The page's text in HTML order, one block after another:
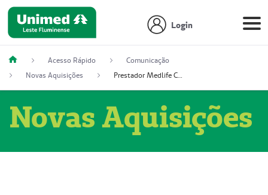
Login
Acesso Rápido
Comunicação
Novas Aquisições
Prestador Medlife Consultas e Diagnósticos (51004334-2)
Novas Aquisições